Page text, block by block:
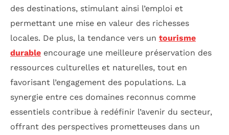
des destinations, stimulant ainsi l’emploi et
permettant une mise en valeur des richesses
locales. De plus, la tendance vers un tourisme
durable encourage une meilleure préservation des
ressources culturelles et naturelles, tout en
favorisant l’engagement des populations. La
synergie entre ces domaines reconnus comme
essentiels contribue à redéfinir l’avenir du secteur,
offrant des perspectives prometteuses dans un